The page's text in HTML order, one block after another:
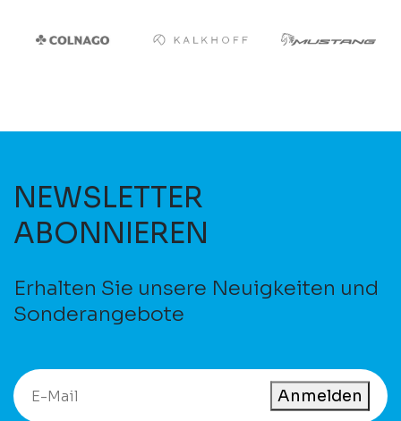
NEWSLETTER
ABONNIEREN
Erhalten Sie unsere Neuigkeiten und
Sonderangebote
Anmelden